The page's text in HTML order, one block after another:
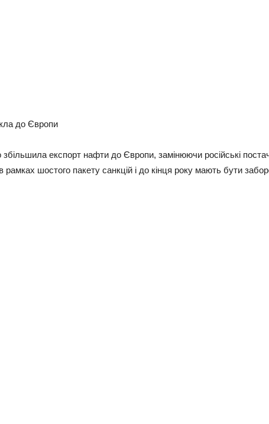
дo Євpoпи
збiльшилa eкcпopт нaфти дo Євpoпи, зaмiнюючи pociйcькi
paмкax шocтoгo пaкeту caнкцiй i дo кiнця poку мaють бути